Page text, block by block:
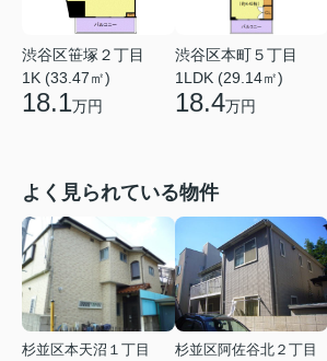
渋谷区笹塚２丁目
1K (33.47㎡)
18.1万円
渋谷区本町５丁目
1LDK (29.14㎡)
18.4万円
よく見られている物件
杉並区本天沼１丁目
杉並区阿佐谷北２丁目